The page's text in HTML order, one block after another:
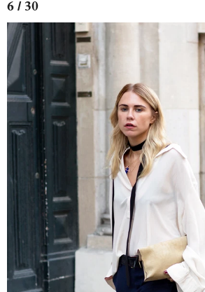
6 / 30